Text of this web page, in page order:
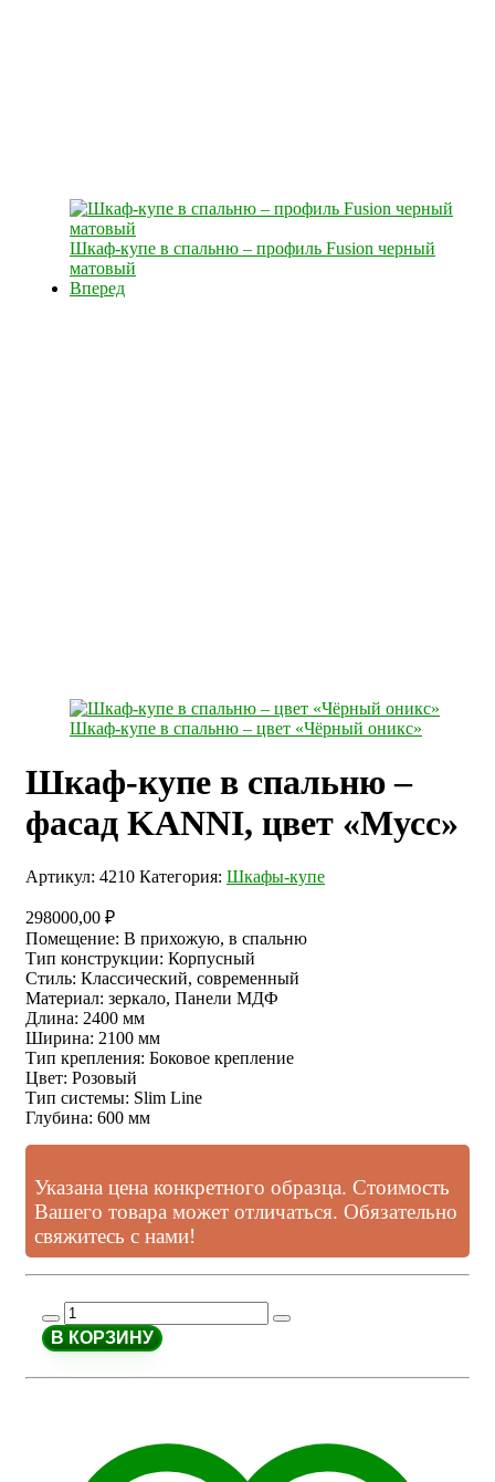
Шкаф-купе в спальню – профиль Fusion черный
матовый
Вперед
Шкаф-купе в спальню – цвет «Чёрный оникс»
Шкаф-купе в спальню –
фасад KANNI, цвет «Мусс»
Артикул: 4210 Категория: Шкафы-купе
298000,00 ₽
Помещение: В прихожую, в спальню
Тип конструкции: Корпусный
Стиль: Классический, современный
Материал: зеркало, Панели МДФ
Длина: 2400 мм
Ширина: 2100 мм
Тип крепления: Боковое крепление
Цвет: Розовый
Тип системы: Slim Line
Глубина: 600 мм
Указана цена конкретного образца. Стоимость
Вашего товара может отличаться. Обязательно
свяжитесь с нами!
В КОРЗИНУ